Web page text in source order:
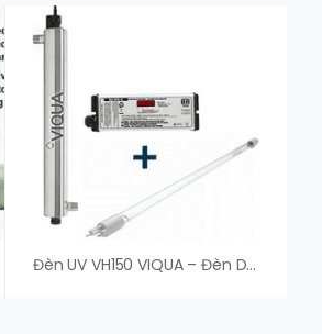
Đèn UV VH150 VIQUA – Đèn Diệt Khuẩn Chất Lượng Cao